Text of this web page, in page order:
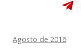
Agosto de 2016